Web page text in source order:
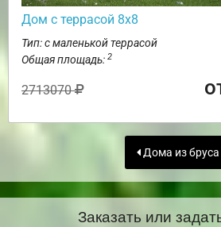
Дом с террасой 8х8
Тип: с маленькой террасой
Общая площадь: 2
2713070
Дома из бруса
Заказать или